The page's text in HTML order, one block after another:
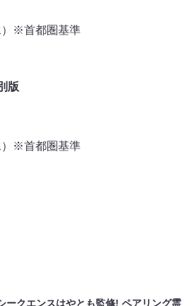
）※⾸都圏基準
版
）※⾸都圏基準
ークエンスはやとも監修! ペアリング霊